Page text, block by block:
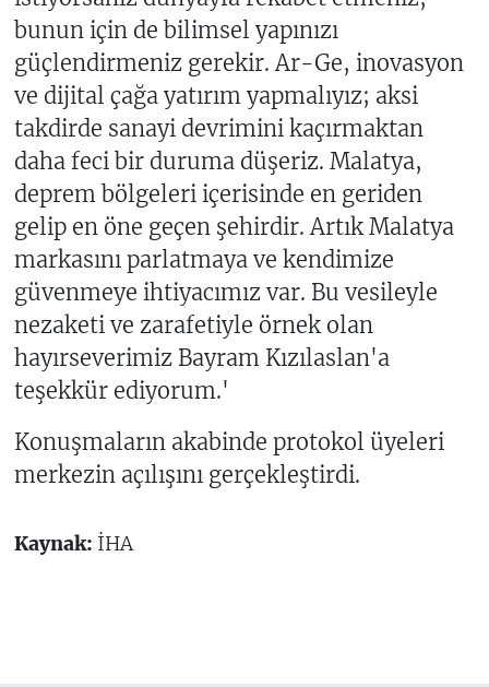
bunun için de bilimsel yapınızı
güçlendirmeniz gerekir. Ar-Ge, inovasyon
ve dijital çağa yatırım yapmalıyız; aksi
takdirde sanayi devrimini kaçırmaktan
daha feci bir duruma düşeriz. Malatya,
deprem bölgeleri içerisinde en geriden
gelip en öne geçen şehirdir. Artık Malatya
markasını parlatmaya ve kendimize
güvenmeye ihtiyacımız var. Bu vesileyle
nezaketi ve zarafetiyle örnek olan
hayırseverimiz Bayram Kızılaslan'a
teşekkür ediyorum.'
Konuşmaların akabinde protokol üyeleri
merkezin açılışını gerçekleştirdi.
Kaynak: İHA